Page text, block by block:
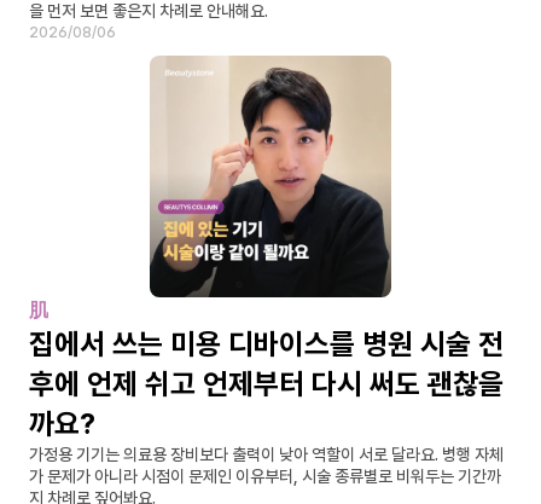
을 먼저 보면 좋은지 차례로 안내해요.
2026/08/06
肌
집에서 쓰는 미용 디바이스를 병원 시술 전
후에 언제 쉬고 언제부터 다시 써도 괜찮을
까요?
가정용 기기는 의료용 장비보다 출력이 낮아 역할이 서로 달라요. 병행 자체
가 문제가 아니라 시점이 문제인 이유부터, 시술 종류별로 비워두는 기간까
지 차례로 짚어봐요.